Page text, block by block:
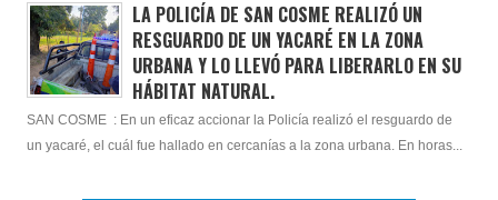
LA POLICÍA DE SAN COSME REALIZÓ UN
RESGUARDO DE UN YACARÉ EN LA ZONA
URBANA Y LO LLEVÓ PARA LIBERARLO EN SU
HÁBITAT NATURAL.
SAN COSME : En un eficaz accionar la Policía realizó el resguardo de
un yacaré, el cuál fue hallado en cercanías a la zona urbana. En horas...